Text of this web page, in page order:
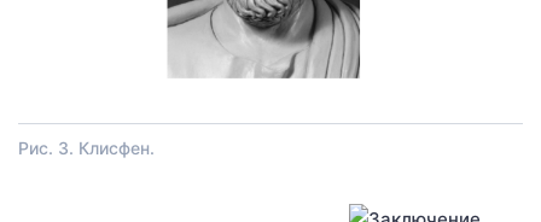
Рис. 3. Клисфен.